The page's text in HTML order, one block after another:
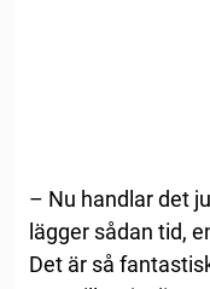
– Nu handlar det
lägger sådan tid,
Det är så